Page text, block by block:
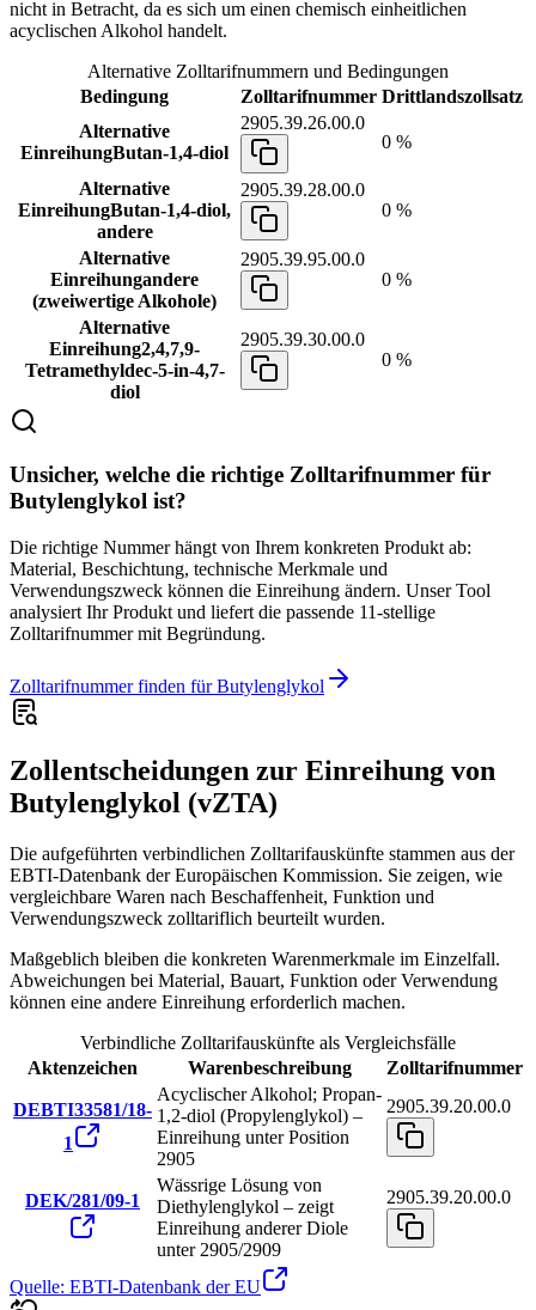
nicht in Betracht, da es sich um einen chemisch einheitlichen
acyclischen Alkohol handelt.
Alternative Zolltarifnummern und Bedingungen
Bedingung
Zolltarifnummer Drittlandszollsatz
Alternative
EinreihungButan-1,4-diol
2905.39.26.00.0
0 %
Alternative
EinreihungButan-1,4-diol,
andere
2905.39.28.00.0
0 %
Alternative
Einreihungandere
(zweiwertige Alkohole)
2905.39.95.00.0
0 %
Alternative
Einreihung2,4,7,9-
Tetramethyldec-5-in-4,7-
diol
2905.39.30.00.0
0 %
Unsicher, welche die richtige Zolltarifnummer für
Butylenglykol ist?
Die richtige Nummer hängt von Ihrem konkreten Produkt ab:
Material, Beschichtung, technische Merkmale und
Verwendungszweck können die Einreihung ändern. Unser Tool
analysiert Ihr Produkt und liefert die passende 11-stellige
Zolltarifnummer mit Begründung.
Zolltarifnummer finden für Butylenglykol
Zollentscheidungen zur Einreihung von
Butylenglykol (vZTA)
Die aufgeführten verbindlichen Zolltarifauskünfte stammen aus der
EBTI-Datenbank der Europäischen Kommission. Sie zeigen, wie
vergleichbare Waren nach Beschaffenheit, Funktion und
Verwendungszweck zolltariflich beurteilt wurden.
Maßgeblich bleiben die konkreten Warenmerkmale im Einzelfall.
Abweichungen bei Material, Bauart, Funktion oder Verwendung
können eine andere Einreihung erforderlich machen.
Verbindliche Zolltarifauskünfte als Vergleichsfälle
Aktenzeichen
Warenbeschreibung Zolltarifnummer
DEBTI33581/18-
1
Acyclischer Alkohol; Propan-
1,2-diol (Propylenglykol) –
Einreihung unter Position
2905
2905.39.20.00.0
DEK/281/09-1
Wässrige Lösung von
Diethylenglykol – zeigt
Einreihung anderer Diole
unter 2905/2909
2905.39.20.00.0
Quelle: EBTI-Datenbank der EU